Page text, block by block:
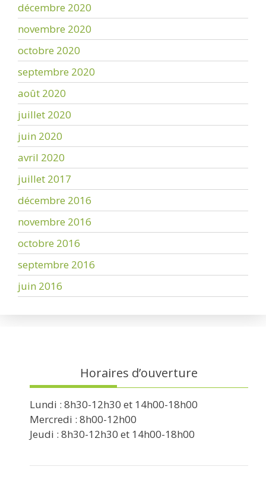
décembre 2020
novembre 2020
octobre 2020
septembre 2020
août 2020
juillet 2020
juin 2020
avril 2020
juillet 2017
décembre 2016
novembre 2016
octobre 2016
septembre 2016
juin 2016
Horaires d’ouverture
Lundi : 8h30-12h30 et 14h00-18h00
Mercredi : 8h00-12h00
Jeudi : 8h30-12h30 et 14h00-18h00